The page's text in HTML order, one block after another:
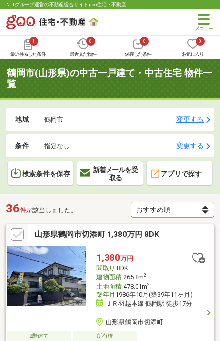
NTTグループ運営の不動産総合サイト goo住宅・不動産
1
最近検索した条件
0
最近見た物件
0
保存した条件
0
お気に入り
鶴岡市(山形県)の中古一戸建て・中古住宅 物件一
覧
地域 鶴岡市 変更する
条件 指定なし 変更する
検索条件を保存
新着メールを受
取る
アプリで探す
36件が該当しました。
山形県鶴岡市切添町 1,380万円 8DK
1,380万円
間取り 8DK
建物面積265.8m2
土地面積478.01m2
築年月 1986年10月(築39年11ヶ月)
ＪＲ羽越本線 鶴岡駅 徒歩17分
山形県鶴岡市切添町
2階建て 所有権